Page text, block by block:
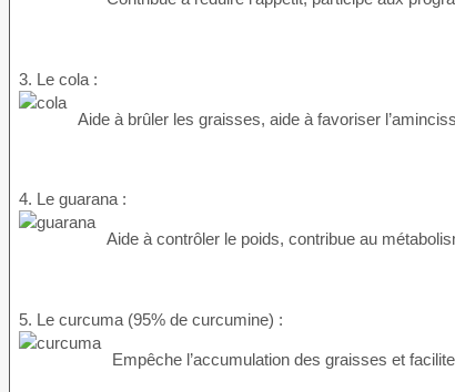
3. Le cola :
Aide à brûler les graisses, aide à favoriser
4. Le guarana :
Aide à contrôler le poids, contribue au
5. Le curcuma (95% de curcumine) :
Empêche l’accumulation des graisses et